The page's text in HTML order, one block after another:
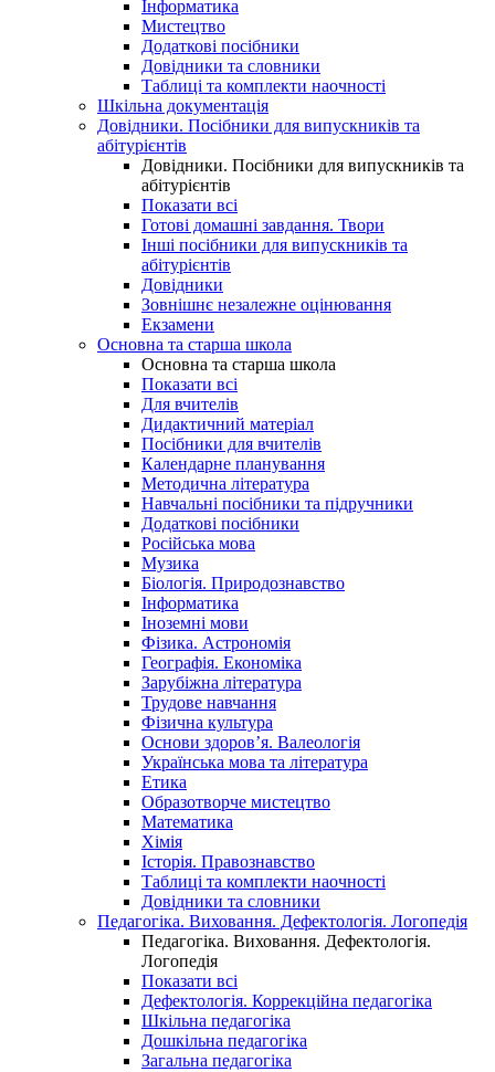
Інформатика
Мистецтво
Додаткові посібники
Довідники та словники
Таблиці та комплекти наочності
Шкільна документація
Довідники. Посібники для випускників та
абітурієнтів
Довідники. Посібники для випускників та
абітурієнтів
Показати всі
Готові домашні завдання. Твори
Інші посібники для випускників та
абітурієнтів
Довідники
Зовнішнє незалежне оцінювання
Екзамени
Основна та старша школа
Основна та старша школа
Показати всі
Для вчителів
Дидактичний матеріал
Посібники для вчителів
Календарне планування
Методична література
Навчальні посібники та підручники
Додаткові посібники
Російська мова
Музика
Біологія. Природознавство
Інформатика
Іноземні мови
Фізика. Астрономія
Географія. Економіка
Зарубіжна література
Трудове навчання
Фізична культура
Основи здоров’я. Валеологія
Українська мова та література
Етика
Образотворче мистецтво
Математика
Хімія
Історія. Правознавство
Таблиці та комплекти наочності
Довідники та словники
Педагогіка. Виховання. Дефектологія. Логопедія
Педагогіка. Виховання. Дефектологія.
Логопедія
Показати всі
Дефектологія. Коррекційна педагогіка
Шкільна педагогіка
Дошкільна педагогіка
Загальна педагогіка